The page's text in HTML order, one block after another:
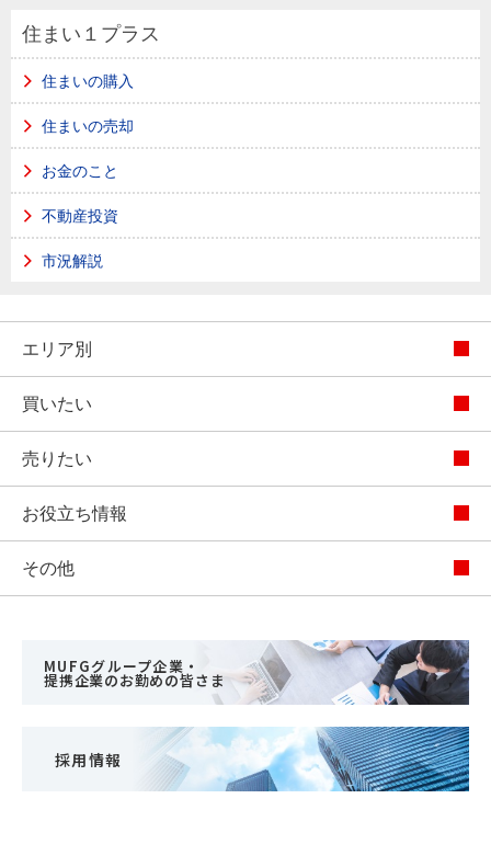
住まい１プラス
住まいの購入
住まいの売却
お金のこと
不動産投資
市況解説
エリア別
買いたい
売りたい
お役立ち情報
その他
MUFGグループ企業・
提携企業のお勤めの皆さま
採用情報